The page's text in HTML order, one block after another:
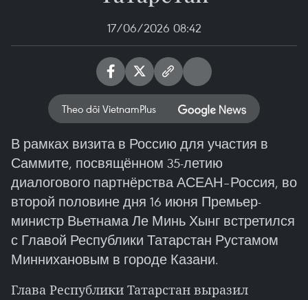
17/06/2026 08:42
Theo dõi VietnamPlus
В рамках визита в Россию для участия в
Саммите, посвящённом 35-летию
диалогового партнёрства АСЕАН–Россия, во
второй половине дня 16 июня Премьер-
министр Вьетнама Ле Минь Хынг встретился
с Главой Республики Татарстан Рустамом
Миннихановым в городе Казани.
Глава Республики Татарстан выразил